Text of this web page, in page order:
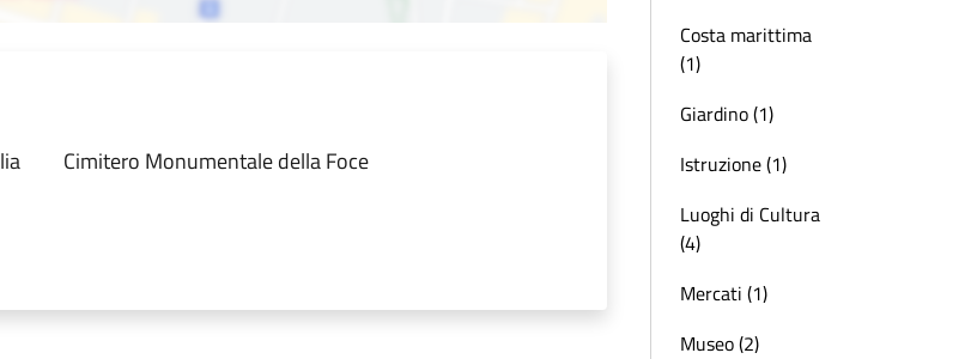
Cimitero Monumentale della Foce
Costa marittima
(1)
Giardino (1)
Istruzione (1)
Luoghi di Cultura
(4)
Mercati (1)
Museo (2)